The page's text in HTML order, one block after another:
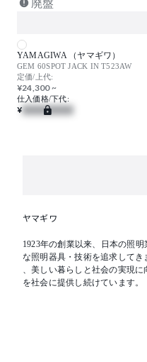
廃盤
YAMAGIWA （ヤマギワ）
GEM 60SPOT JACK IN T523AW
定価/上代:
¥24,300 ~
仕入価格/下代:
¥
ヤマギワ
1923年の創業以来、日本の照
な照明器具・技術を追求してき
、美しい暮らしと社会の実現
を社会に提供し続けています。